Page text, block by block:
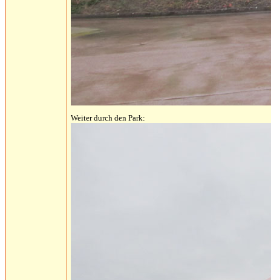
Weiter durch den Park: